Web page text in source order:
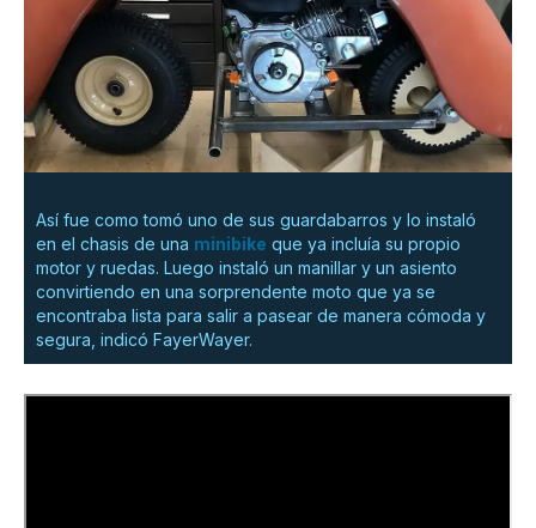
Así fue como tomó uno de sus guardabarros y lo instaló
en el chasis de una minibike que ya incluía su propio
motor y ruedas. Luego instaló un manillar y un asiento
convirtiendo en una sorprendente moto que ya se
encontraba lista para salir a pasear de manera cómoda y
segura, indicó FayerWayer.